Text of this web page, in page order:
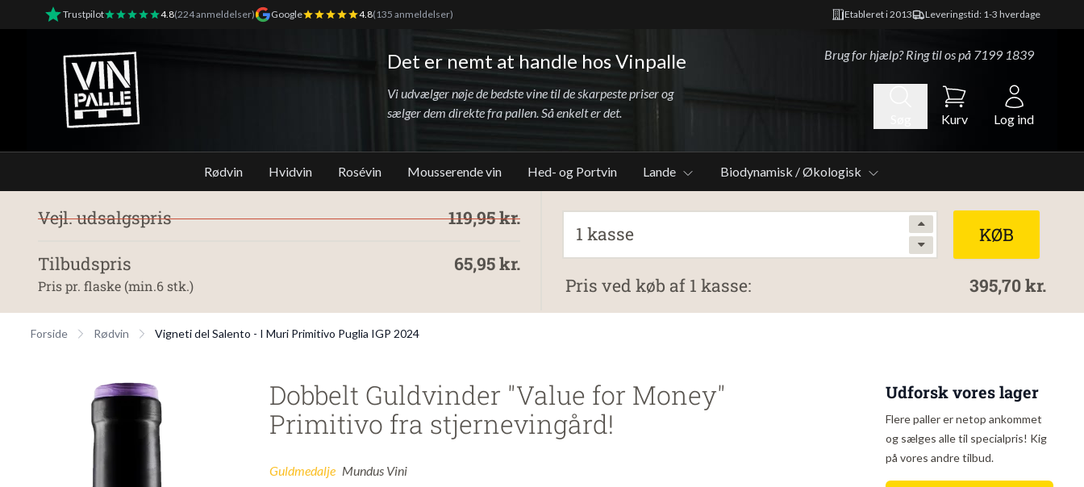
Trustpilot 4.8(224 anmeldelser) Google 4.8(135 anmeldelser) Etableret i 2013 Leveringstid: 1-3 hverdage
Vinpalle - Forside Det er nemt at handle hos Vinpalle
Vi udvælger nøje de bedste vine til de skarpeste priser og
sælger dem direkte fra pallen. Så enkelt er det.
Brug for hjælp? Ring til os på 7199 1839
Kurv Log ind
Rødvin Hvidvin Rosévin Mousserende vin Hed- og Portvin Lande Biodynamisk / Økologisk
119,95 kr.
Vejl. udsalgspris
65,95 kr.
Tilbudspris
Pris pr. flaske (min.6 stk.)
KØB
1 kasse
395,70 kr.
Pris ved køb af 1 kasse:
Forside Rødvin Vigneti del Salento - I Muri Primitivo Puglia IGP 2024
Dobbelt Guldvinder "Value for Money"
Primitivo fra stjernevingård!
Guldmedalje Mundus Vini
Udforsk vores lager
Flere paller er netop ankommet
og sælges alle til specialpris! Kig
på vores andre tilbud.